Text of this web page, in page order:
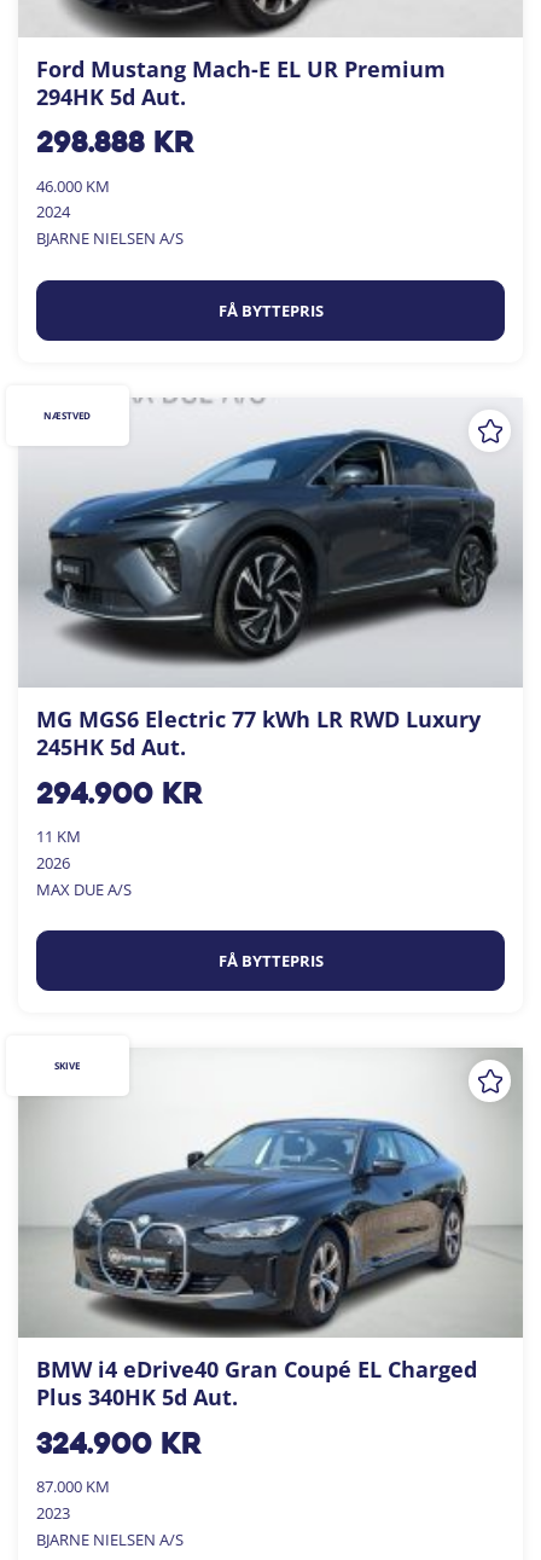
Ford Mustang Mach-E EL UR Premium
294HK 5d Aut.
298.888kr
46.000 KM
2024
BJARNE NIELSEN A/S
FÅ BYTTEPRIS
MG MGS6 Electric 77 kWh LR RWD Luxury
245HK 5d Aut.
294.900kr
11 KM
2026
MAX DUE A/S
FÅ BYTTEPRIS
NÆSTVED
BMW i4 eDrive40 Gran Coupé EL Charged
Plus 340HK 5d Aut.
324.900kr
87.000 KM
2023
BJARNE NIELSEN A/S
SKIVE